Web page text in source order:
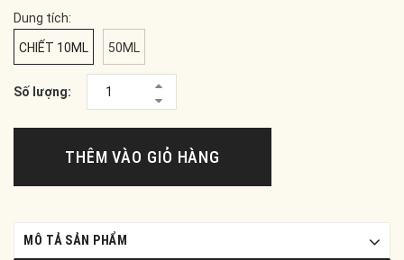
Dung tích:
CHIẾT 10ML 50ML
Số lượng:
THÊM VÀO GIỎ HÀNG
MÔ TẢ SẢN PHẨM